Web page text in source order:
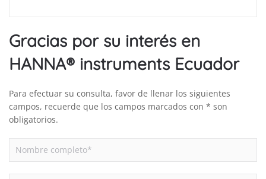
Gracias por su interés en
HANNA® instruments Ecuador
Para efectuar su consulta, favor de llenar los siguientes
campos, recuerde que los campos marcados con * son
obligatorios.